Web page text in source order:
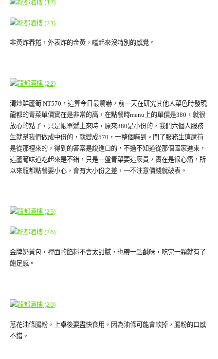
韭黃炸春捲，外表炸的金黃，嚐起來沒特別的感覺。
清炒鮮蘆筍 NT570，這算今日最驚嚇，前一天在研究其他人菜色時發現
龍都的青菜單價實在是非常的高，在點餐時menu上的單價是380，就很
放心的點了，只是帳單遞上來時，原來380是小份的，我們六個人服務
生就幫我們做成中份的，就變成570，一整個嚇到。問了服務生這蘆筍
是從那裡來的，得到的答案是說進口的，不過不知道從那個國家進來，
這蘆筍味道吃起來是不錯，只是一盤青菜要這麼貴，實在是很心痛，所
以來龍都點餐要小心，會有大小份之差，一不注意價錢就破表。
金牌奶黃包，裡面的餡料不會太甜膩，也帶一點鹹味，吃完一顆就有了
飽足感。
蔥花油條腸粉，上桌後要盡快食用，因為油條可能會軟掉，腸粉的口感
不錯。